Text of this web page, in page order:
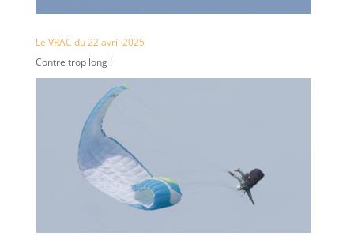
Le VRAC du 22 avril 2025
Contre trop long !